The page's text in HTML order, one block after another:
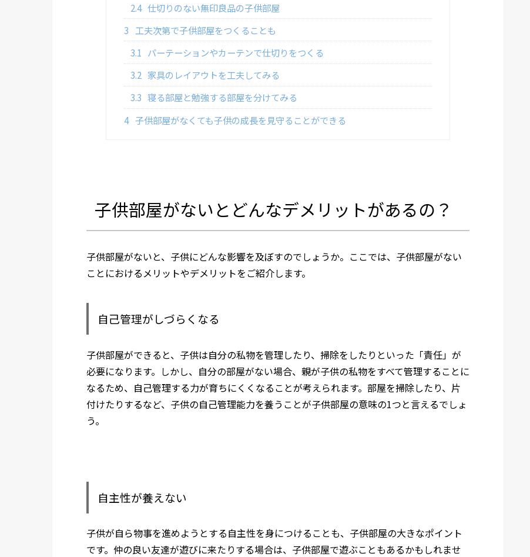
2.4 仕切りのない無印良品の子供部屋
3 工夫次第で子供部屋をつくることも
3.1 パーテーションやカーテンで仕切りをつくる
3.2 家具のレイアウトを工夫してみる
3.3 寝る部屋と勉強する部屋を分けてみる
4 子供部屋がなくても子供の成長を見守ることができる
子供部屋がないとどんなデメリットがあるの？
子供部屋がないと、子供にどんな影響を及ぼすのでしょうか。ここでは、子供部屋がない
ことにおけるメリットやデメリットをご紹介します。
自己管理がしづらくなる
子供部屋ができると、子供は自分の私物を管理したり、掃除をしたりといった「責任」が
必要になります。しかし、自分の部屋がない場合、親が子供の私物をすべて管理することに
なるため、自己管理する力が育ちにくくなることが考えられます。部屋を掃除したり、片
付けたりするなど、子供の自己管理能力を養うことが子供部屋の意味の1つと言えるでしょ
う。
自主性が養えない
子供が自ら物事を進めようとする自主性を身につけることも、子供部屋の大きなポイント
です。仲の良い友達が遊びに来たりする場合は、子供部屋で遊ぶこともあるかもしれませ